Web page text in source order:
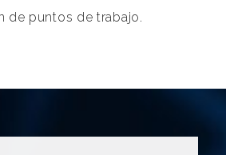
de puntos de trabajo.